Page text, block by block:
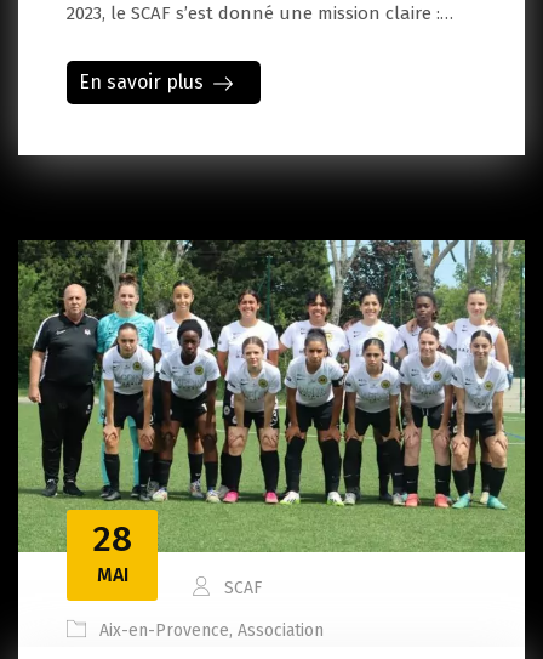
2023, le SCAF s’est donné une mission claire :…
En savoir plus
28
MAI
SCAF
Aix-en-Provence, Association